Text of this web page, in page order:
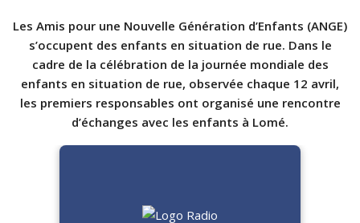
Les Amis pour une Nouvelle Génération d’Enfants (ANGE)
s’occupent des enfants en situation de rue. Dans le
cadre de la célébration de la journée mondiale des
enfants en situation de rue, observée chaque 12 avril,
les premiers responsables ont organisé une rencontre
d’échanges avec les enfants à Lomé.